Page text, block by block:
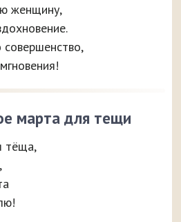
женщину,
совершенство,
марта для тещи
тёща,